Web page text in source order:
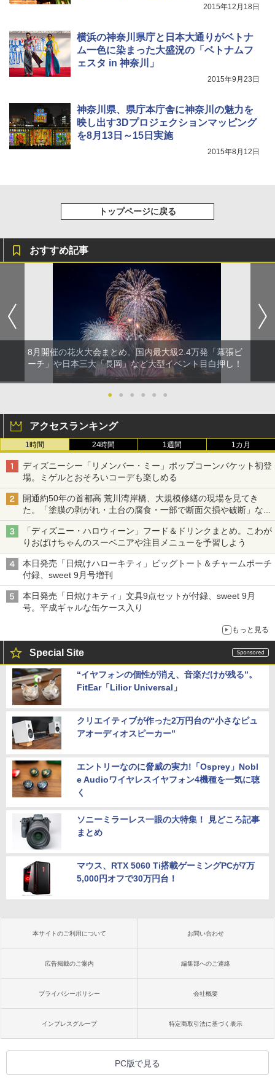
ーティング フルクローズ メッシュ 3-4人用
ュ(BC仕様) PATC-150B(EB)
￥9,990
2015年12月18日
横浜の神奈川県庁と日本大通りがベトナ
ム一色に染まった大盛況の「ベトナムフ
ェスタ in 神奈川」
2015年9月23日
神奈川県、県庁本庁舎に神奈川の魅力を
映し出す3Dプロジェクションマッピング
を8月13日～15日実施
2015年8月12日
トップページに戻る
おすすめ記事
8月開催の花火大会まとめ。国内最大級2.4万発「幕張ビ
ーチ」や日本三大「長岡」など大型イベント目白押し！
● ● ● ● ● ●
アクセスランキング
1時間 24時間 1週間 1カ月
ディズニーシー「リメンバー・ミー」ポップコーンバケット初登
場。ミゲルとおそろいコーデも楽しめる
開通約50年の首都高 荒川湾岸橋、大規模修繕の現場を見てき
た。「塗膜の剥がれ・土台の腐食・一部で断面欠損や破断」など
深刻な損傷、どう直す？
「ディズニー・ハロウィーン」フード＆ドリンクまとめ。こわが
りおばけちゃんのスーベニアや注目メニューを予習しよう
本日発売「日焼けハローキティ」ビッグトート＆チャームポーチ
付録、sweet 9月号増刊
本日発売「日焼けキティ」文具9点セットが付録、sweet 9月
号。平成ギャルな缶ケース入り
もっと見る
Special Site
“イヤフォンの個性が消え、音楽だけが残る”。
FitEar「Lilior Universal」
クリエイティブが作った2万円台の“小さなピュ
アオーディオスピーカー”
エントリーなのに脅威の実力!「Osprey」Nobl
e Audioワイヤレスイヤフォン4機種を一気に聴
く
ソニーミラーレス一眼の大特集！ 見どころ記事
まとめ
マウス、RTX 5060 Ti搭載ゲーミングPCが7万
5,000円オフで30万円台！
本サイトのご利用について お問い合わせ
広告掲載のご案内 編集部へのご連絡
プライバシーポリシー 会社概要
インプレスグループ 特定商取引法に基づく表示
PC版で見る